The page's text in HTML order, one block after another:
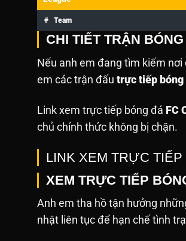
# Team
CHI TIẾT TRẬN
Nếu anh em đang tìm kiếm
em các trận đấu trực tiếp
Link xem trực tiếp bóng đá FC
chủ chính thức không bị chặn.
LINK XEM TRỰC
XEM TRỰC TIẾP
Anh em tha hồ tận hưởng
nhật liên tục để hạn chế tình